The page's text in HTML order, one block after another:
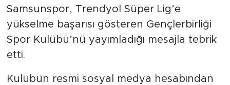
Samsunspor, Trendyol Süper Lig’e
yükselme başarısı gösteren Gençlerbirliği
Spor Kulübü’nü yayımladığı mesajla tebrik
etti.
Kulübün resmi sosyal medya hesabından